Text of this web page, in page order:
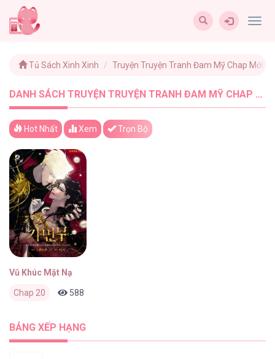
Tủ Sách Xinh Xinh Truyện Truyện Tranh Đam Mỹ Chap Mới
DANH SÁCH TRUYỆN TRUYỆN TRANH ĐAM MỸ CHAP MỚI NHẤT MỚI NHẤT - TUSACHXINHXINH (1)
Hot Nhất Xem Trọn Bộ
Vũ Khúc Mặt Nạ
Chap 20 588
BẢNG XẾP HẠNG